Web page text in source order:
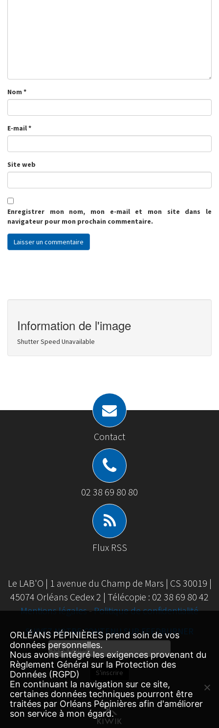
Nom *
E-mail*
Site web
Enregistrer mon nom, mon e-mail et mon site dans le
navigateur pour mon prochain commentaire.
Information de l'image
Shutter Speed Unavailable
Contact
02 38 69 80 80
Flux RSS
Le LAB'O | 1 avenue du Champ de Mars | CS 30019 |
45074 Orléans Cedex 2 | Télécopie : 02 38 69 80 42
Mentions légales-Politique de confidentialité
SUIVEZ NOTRE CONTENU SUR FEEDBURNER
Email
Subscription
S'inscrire
ORLÉANS PÉPINIÈRES prend soin de vos
données personnelles.
Nous avons intégré les exigences provenant du
Règlement Général sur la Protection des
Données (RGPD)
En continuant la navigation sur ce site,
certaines données techniques pourront être
traitées par Orléans Pépinières afin d'améliorer
son service à mon égard.